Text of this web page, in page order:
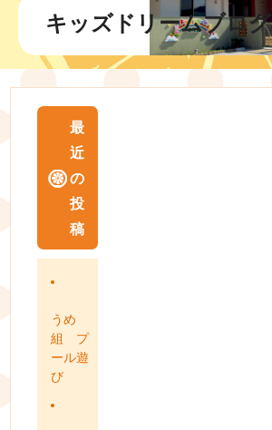
キッズドリームブログ
最
近
の
投
稿
うめ
組 プ
ール遊
び